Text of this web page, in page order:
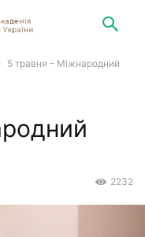
5 травня – Міжнародний
2232